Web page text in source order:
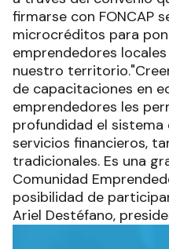
firmarse con FONCAP
microcréditos para
emprendedores
nuestro
de capacitaciones en
emprendedores les
profundidad el sistema
servicios financieros,
tradicionales. Es una
Comunidad
posibilidad de
Ariel Destéfano,